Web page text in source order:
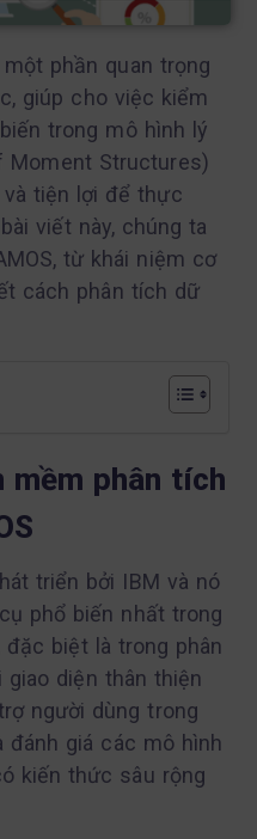
phần quan trọng
giúp cho việc kiểm
trong mô hình lý
Moment Structures)
tiện lợi để thực
viết này, chúng ta
từ khái niệm cơ
cách phân tích dữ
mềm phân tích
triển bởi IBM và nó
phổ biến nhất trong
biệt là trong phân
diện thân thiện
người dùng trong
đánh giá các mô hình
kiến thức sâu rộng